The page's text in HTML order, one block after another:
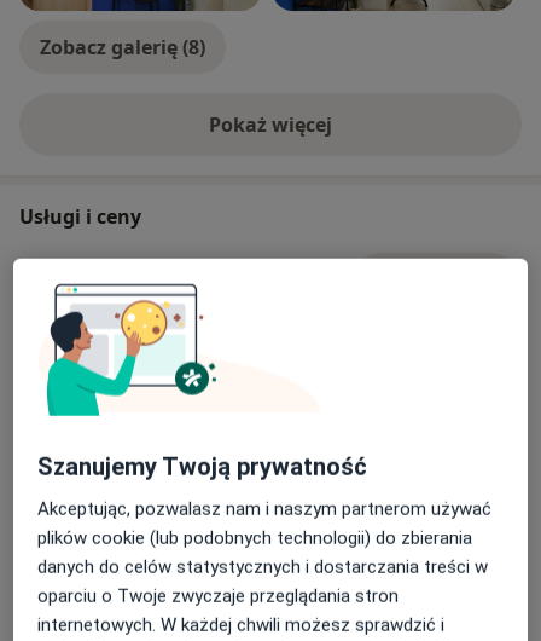
Zobacz galerię (8)
Pokaż więcejo doświadczeniu
Usługi i ceny
280 zł Szczegóły
Badania pulmonologiczne
200 zł Szczegóły
Konsultacja pulmonologiczna + USG
380 zł - 480 zł Szczegóły
Umów wizytę
Konsultacja pulmonologiczna + USG
380 zł Szczegóły Umów wizytę
Szanujemy Twoją prywatność
Akceptując, pozwalasz nam i naszym partnerom używać
plików cookie (lub podobnych technologii) do zbierania
danych do celów statystycznych i dostarczania treści w
oparciu o Twoje zwyczaje przeglądania stron
internetowych. W każdej chwili możesz sprawdzić i